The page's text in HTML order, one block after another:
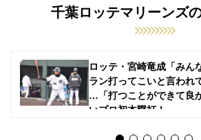
千葉ロッテマリーンズ
ロッテ・宮崎竜成「みん
ラン打ってこいと言われ
…「打つことができて良
いプロ初本塁打！